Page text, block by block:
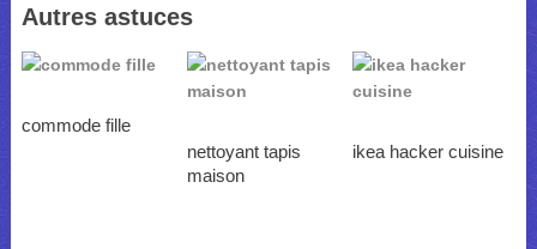
Autres astuces
commode fille
nettoyant tapis
maison
ikea hacker cuisine